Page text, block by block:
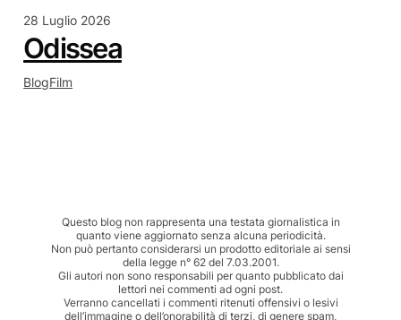
28 Luglio 2026
Odissea
BlogFilm
Questo blog non rappresenta una testata giornalistica in
quanto viene aggiornato senza alcuna periodicità.
Non può pertanto considerarsi un prodotto editoriale ai sensi
della legge n° 62 del 7.03.2001.
Gli autori non sono responsabili per quanto pubblicato dai
lettori nei commenti ad ogni post.
Verranno cancellati i commenti ritenuti offensivi o lesivi
dell’immagine o dell’onorabilità di terzi, di genere spam,